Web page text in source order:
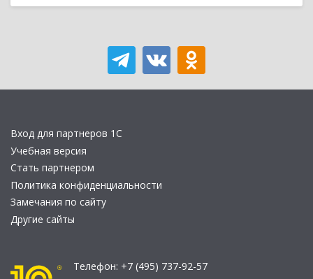
Вход для партнеров 1С
Учебная версия
Стать партнером
Политика конфиденциальности
Замечания по сайту
Другие сайты
Телефон: +7 (495) 737-92-57